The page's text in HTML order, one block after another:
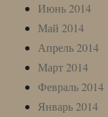
Июнь 2014
Май 2014
Апрель 2014
Март 2014
Февраль 2014
Январь 2014